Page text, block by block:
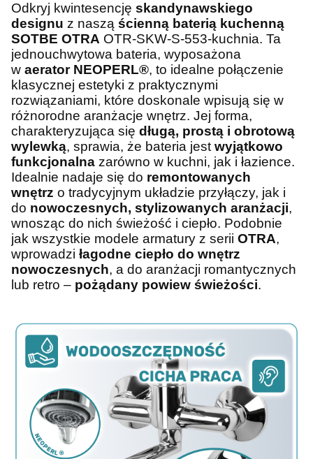
Odkryj kwintesencję skandynawskiego
designu z naszą ścienną baterią kuchenną
SOTBE OTRA OTR-SKW-S-553-kuchnia. Ta
jednouchwytowa bateria, wyposażona
w aerator NEOPERL®, to idealne połączenie
klasycznej estetyki z praktycznymi
rozwiązaniami, które doskonale wpisują się w
różnorodne aranżacje wnętrz. Jej forma,
charakteryzująca się długą, prostą i obrotową
wylewką, sprawia, że bateria jestwyjątkowo
funkcjonalna zarówno w kuchni, jak i łazience.
Idealnie nadaje się do remontowanych
wnętrz o tradycyjnym układzie przyłączy, jak i
do nowoczesnych, stylizowanych aranżacji,
wnosząc do nich świeżość i ciepło. Podobnie
jak wszystkie modele armatury z serii OTRA,
wprowadzi łagodne ciepło do wnętrz
nowoczesnych, a do aranżacji romantycznych
lub retro – pożądany powiew świeżości.